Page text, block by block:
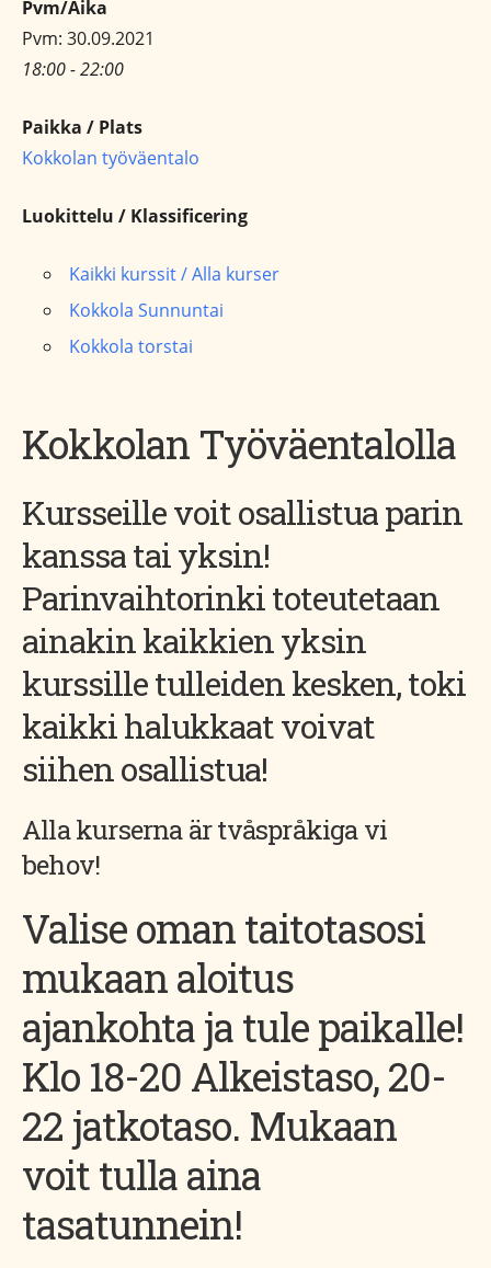
Pvm/Aika
Pvm: 30.09.2021
18:00 - 22:00
Paikka / Plats
Kokkolan työväentalo
Luokittelu / Klassificering
Kaikki kurssit / Alla kurser
Kokkola Sunnuntai
Kokkola torstai
Kokkolan Työväentalolla
Kursseille voit osallistua parin
kanssa tai yksin!
Parinvaihtorinki toteutetaan
ainakin kaikkien yksin
kurssille tulleiden kesken, toki
kaikki halukkaat voivat
siihen osallistua!
Alla kurserna är tvåspråkiga vi
behov!
Valise oman taitotasosi
mukaan aloitus
ajankohta ja tule paikalle!
Klo 18-20 Alkeistaso, 20-
22 jatkotaso. Mukaan
voit tulla aina
tasatunnein!